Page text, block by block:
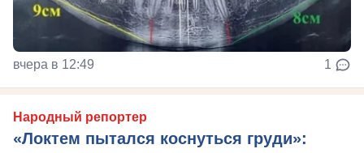
вчера в 12:49 1
Народный репортер
«Локтем пытался коснуться груди»: